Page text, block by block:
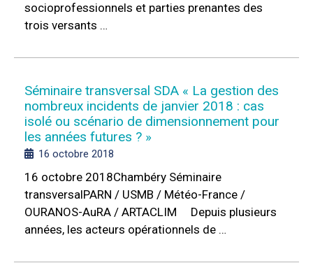
socioprofessionnels et parties prenantes des
trois versants …
Séminaire transversal SDA « La gestion des
nombreux incidents de janvier 2018 : cas
isolé ou scénario de dimensionnement pour
les années futures ? »
16 octobre 2018
16 octobre 2018Chambéry Séminaire
transversalPARN / USMB / Météo-France /
OURANOS-AuRA / ARTACLIM Depuis plusieurs
années, les acteurs opérationnels de …